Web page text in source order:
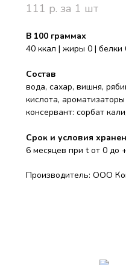
111 р. за 1 шт
В 100 граммах
40 ккал | жиры 0 | белки
Состав
вода, сахар, вишня,
кислота,
консервант: сорбат
Срок и условия
6 месяцев при t от 0 до
Производитель: ООО